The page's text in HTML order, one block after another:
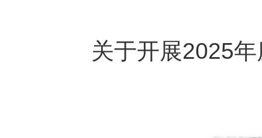
关于开展2025年